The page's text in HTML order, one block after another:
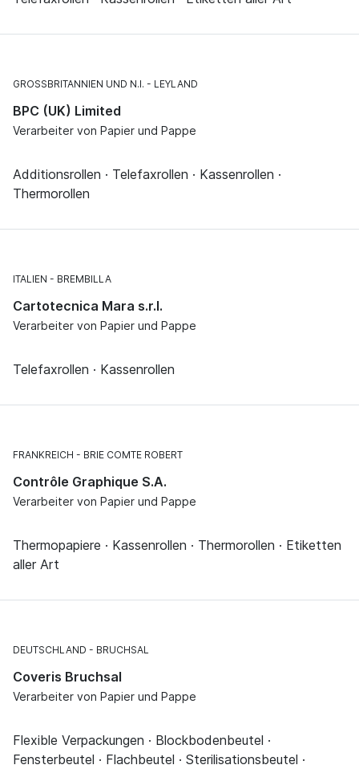
GROSSBRITANNIEN UND N.I. LEYLAND
BPC (UK) Limited
Verarbeiter von Papier und Pappe
Additionsrollen · Telefaxrollen · Kassenrollen ·
Thermorollen
ITALIEN BREMBILLA
Cartotecnica Mara s.r.l.
Verarbeiter von Papier und Pappe
Telefaxrollen · Kassenrollen
FRANKREICH BRIE COMTE ROBERT
Contrôle Graphique S.A.
Verarbeiter von Papier und Pappe
Thermopapiere · Kassenrollen · Thermorollen · Etiketten
aller Art
DEUTSCHLAND BRUCHSAL
Coveris Bruchsal
Verarbeiter von Papier und Pappe
Flexible Verpackungen · Blockbodenbeutel ·
Fensterbeutel · Flachbeutel · Sterilisationsbeutel ·